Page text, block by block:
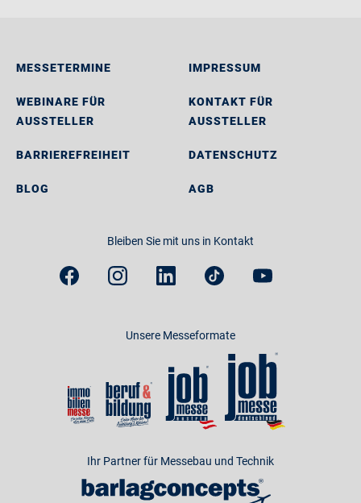
MESSETERMINE
WEBINARE FÜR
AUSSTELLER
BARRIEREFREIHEIT
BLOG
IMPRESSUM
KONTAKT FÜR
AUSSTELLER
DATENSCHUTZ
AGB
Bleiben Sie mit uns in Kontakt
Unsere Messeformate
Ihr Partner für Messebau und Technik